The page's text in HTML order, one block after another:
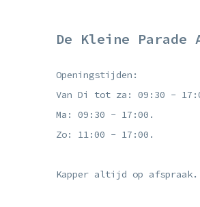
De Kleine Parade
Openingstijden:
Van Di tot za: 09:30 -
Ma: 09:30 - 17:00.
Zo: 11:00 - 17:00.
Kapper altijd op afspraak.